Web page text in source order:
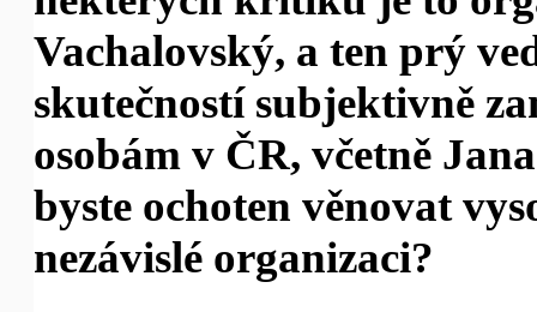
Vachalovský, a ten prý
skutečností subjektivně
osobám v ČR, včetně
byste ochoten věnovat
nezávislé organizaci?